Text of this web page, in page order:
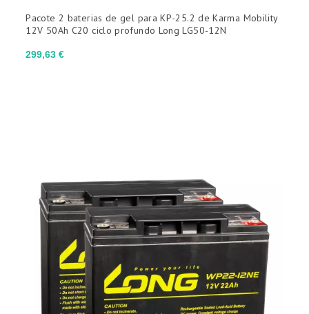
Preço
299,63 €
Pacote 2 baterias de gel para KP-25.2 de Karma Mobility
12V 50Ah C20 ciclo profundo Long LG50-12N